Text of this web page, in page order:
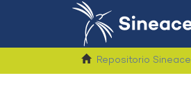
Repositorio Sineace